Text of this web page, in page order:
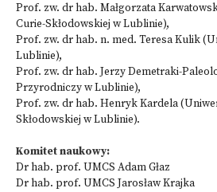
Prof. zw. dr hab. Małgorzata
Curie-Skłodowskiej w Lublinie),
Prof. zw. dr hab. n. med. Teresa Kulik
Lublinie),
Prof. zw. dr hab. Jerzy Demetraki-
Przyrodniczy w Lublinie),
Prof. zw. dr hab. Henryk Kardela
Skłodowskiej w Lublinie).
Komitet naukowy:
Dr hab. prof. UMCS Adam Głaz
Dr hab. prof. UMCS Jarosław Krajka